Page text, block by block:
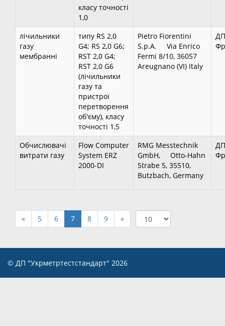
класу точності
1,0
лічильники
газу
мембранні
типу RS 2,0
G4; RS 2,0 G6;
RST 2,0 G4;
RST 2,0 G6
(лічильники
газу та
пристрої
перетворення
об'єму), класу
точності 1,5
Pietro Fiorentini
S.p.A. Via Enrico
Fermi 8/10, 36057
Areugnano (VI) Italy
Обчислювачі
витрати газу
Flow Computer
System ERZ
2000-DI
RMG Messtechnik
GmbH, Otto-Hahn
Strabe 5, 35510,
Butzbach, Germany
« 5 6 7 8 9 »
© ДП "Укрметртестстандарт" 2026